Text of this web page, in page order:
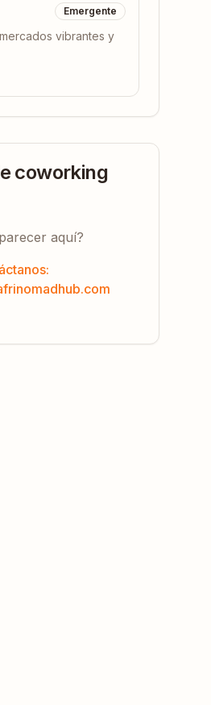
Emergente
vibrantes y
coworking
aquí?